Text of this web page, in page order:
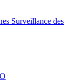
Surveillance des